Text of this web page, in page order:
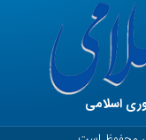
اسلامی